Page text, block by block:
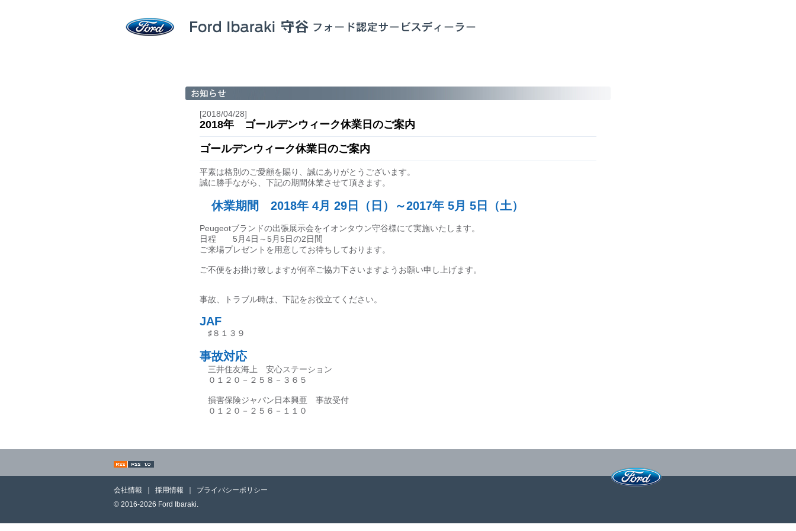
[2018/04/28]
2018年 ゴールデンウィーク休業日のご案内
ゴールデンウィーク休業日のご案内
平素は格別のご愛顧を賜り、誠にありがとうございます。
誠に勝手ながら、下記の期間休業させて頂きます。
休業期間 2018年 4月 29日（日）～2017年 5月 5日（土）
Peugeotブランドの出張展示会をイオンタウン守谷様にて実施いたします。
日程 5月4日～5月5日の2日間
ご来場プレゼントを用意してお待ちしております。
ご不便をお掛け致しますが何卒ご協力下さいますようお願い申し上げます。
事故、トラブル時は、下記をお役立てください。
JAF
♯８１３９
事故対応
三井住友海上 安心ステーション
０１２０－２５８－３６５
損害保険ジャパン日本興亜 事故受付
０１２０－２５６－１１０
会社情報 採用情報
プライバシーポリシー
© 2016-2026 Ford Ibaraki.